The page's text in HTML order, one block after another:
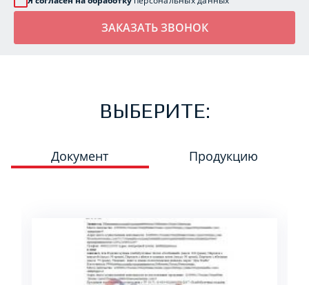
ВЫБЕРИТЕ:
Документ Продукцию